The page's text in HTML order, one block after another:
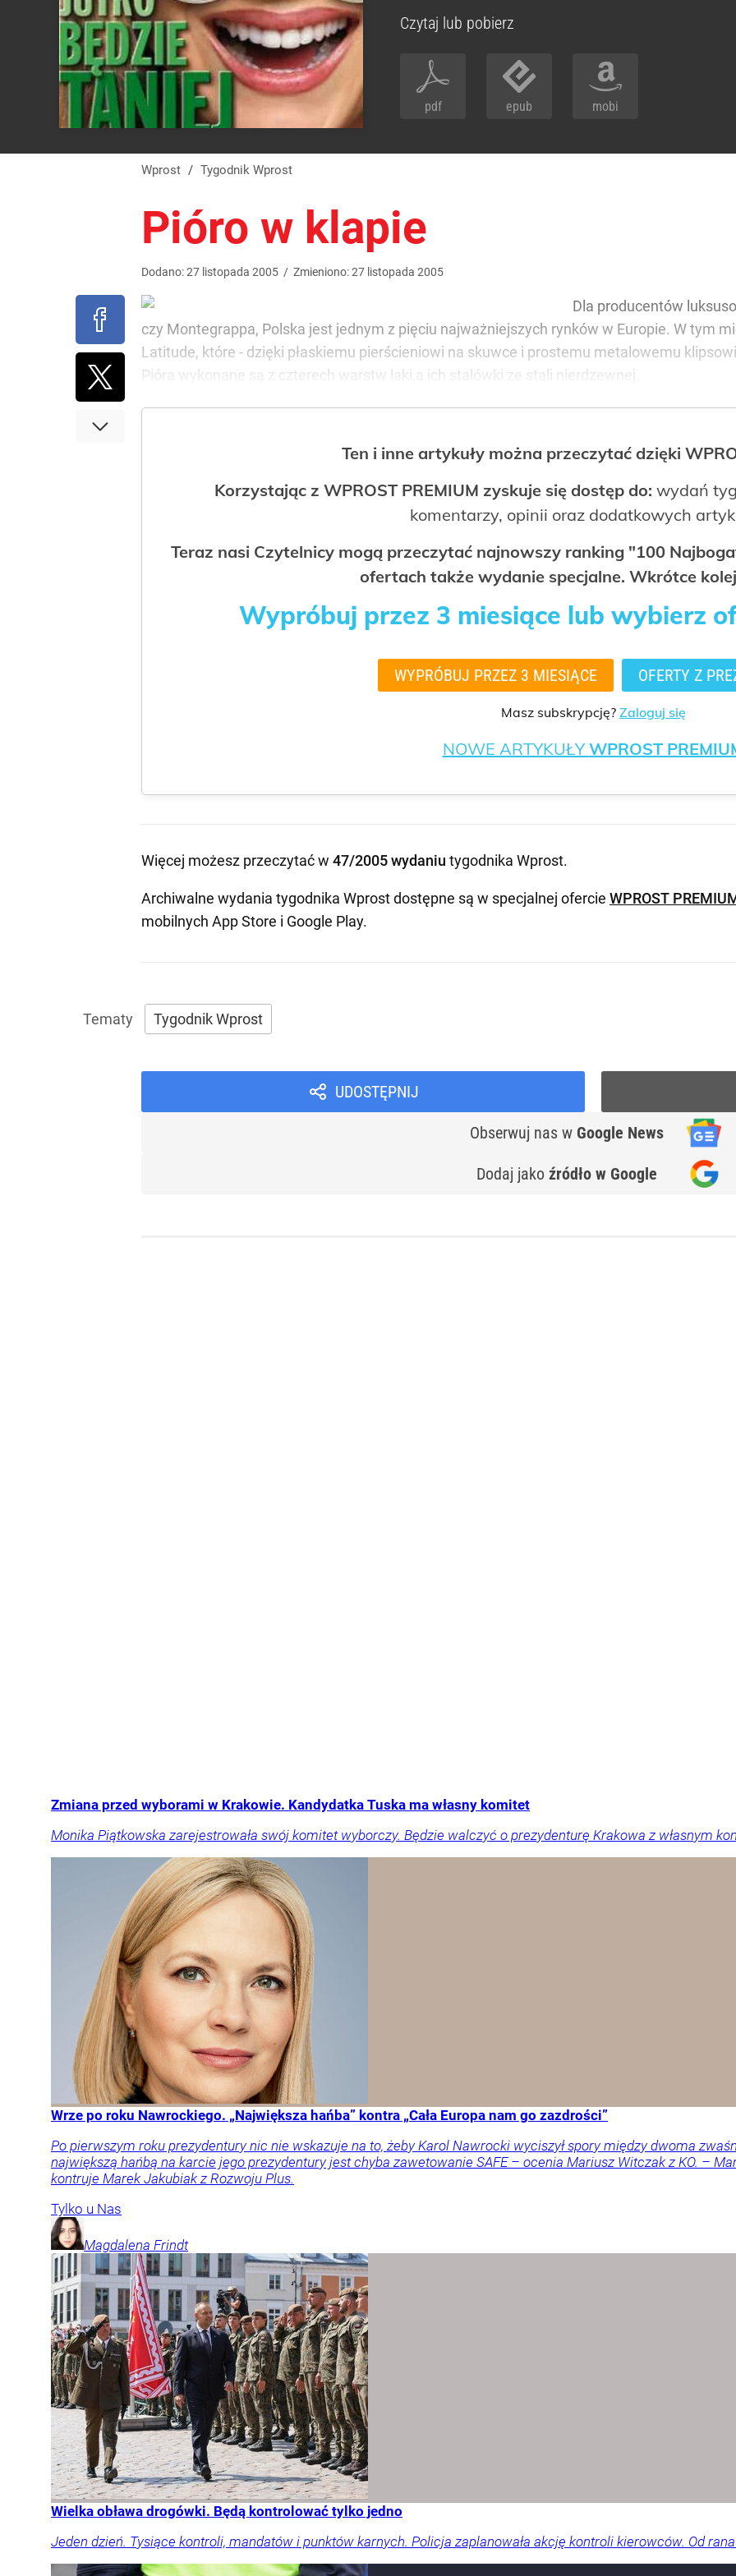
Czytaj lub pobierz
pdf epub mobi
Wprost / Tygodnik Wprost
Pióro w klapie
Dodano:27 listopada 2005 / Zmieniono:27 listopada 2005
Dla producentów
czy Montegrappa, Polska jest jednym z pięciu najważniejszych rynków w Europie. W tym
Latitude, które - dzięki płaskiemu pierścieniowi na skuwce i prostemu metalowemu
Pióra wykonane są z czterech warstw laki,a ich stalówki ze stali nierdzewnej.
Ten i inne artykuły można przeczytać dzięki
Korzystając z WPROST PREMIUM zyskuje się dostęp do: wydań
komentarzy, opinii oraz dodatkowych
Teraz nasi Czytelnicy mogą przeczytać najnowszy ranking "100
ofertach także wydanie specjalne. Wkrótce
Wypróbuj przez 3 miesiące lub wybierz
WYPRÓBUJ PRZEZ 3 MIESIĄCE OFERTY Z
Masz subskrypcję? Zaloguj się
NOWE ARTYKUŁYWPROST
Więcej możesz przeczytać w 47/2005 wydaniu tygodnika Wprost.
Archiwalne wydania tygodnika Wprost dostępne są w specjalnej ofercie WPROST
mobilnych App Store i Google Play.
Tygodnik Wprost
UDOSTĘPNIJ
Obserwuj nas w Google News
Dodaj jako źródło w Google
Zmiana przed wyborami w Krakowie. Kandydatka Tuska ma własny komitet
Monika Piątkowska zarejestrowała swój komitet wyborczy. Będzie walczyć o prezydenturę Krakowa z własnym
Wrze po roku Nawrockiego. „Największa hańba” kontra „Cała Europa nam go zazdrości”
Po pierwszym roku prezydentury nic nie wskazuje na to, żeby Karol Nawrocki wyciszył spory między dwoma
największą hańbą na karcie jego prezydentury jest chyba zawetowanie SAFE – ocenia Mariusz Witczak z KO. –
kontruje Marek Jakubiak z Rozwoju Plus.
Tylko u Nas
Magdalena Frindt
Wielka obława drogówki. Będą kontrolować tylko jedno
Jeden dzień. Tysiące kontroli, mandatów i punktów karnych. Policja zaplanowała akcję kontroli kierowców. Od